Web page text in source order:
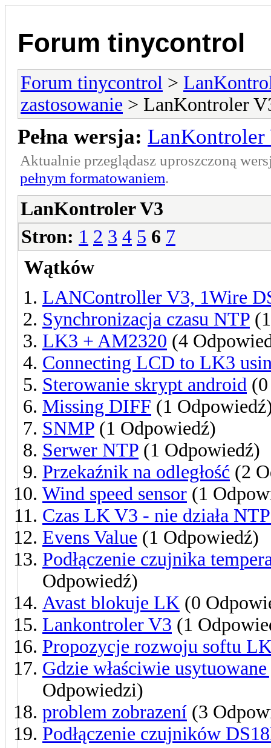
Forum tinycontrol
Forum tinycontrol >
zastosowanie > LanKontroler
Pełna wersja: LanKontroler
Aktualnie przeglądasz uproszczoną
pełnym formatowaniem.
LanKontroler V3
Stron: 1 2 3 4 5 6 7
Wątków
LANController V3, 1Wire
Synchronizacja czasu NTP
LK3 + AM2320 (4
Connecting LCD to LK3
Sterowanie skrypt android
Missing DIFF (1
SNMP (1 Odpowiedź)
Serwer NTP (1 Odpowiedź)
Przekaźnik na odległość (2
Wind speed sensor (1
Czas LK V3 - nie działa
Evens Value (1 Odpowiedź)
Podłączenie czujnika
Odpowiedź)
Avast blokuje LK (0
Lankontroler V3 (1
Propozycje rozwoju softu
Gdzie właściwie
Odpowiedzi)
problem zobrazení (3
Podłączenie czujników